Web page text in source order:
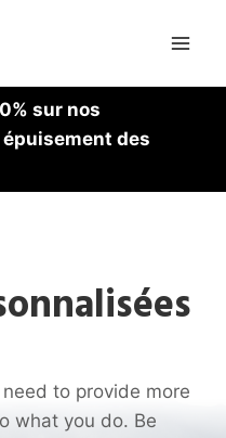
sur nos
des
to provide more
what you do. Be